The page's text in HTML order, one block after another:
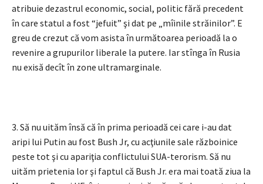
atribuie dezastrul economic, social, politic fără precedent
în care statul a fost “jefuit” şi dat pe „mîinile străinilor”. E
greu de crezut că vom asista în următoarea perioadă la o
revenire a grupurilor liberale la putere. Iar stînga în Rusia
nu exisă decît în zone ultramarginale.
3. Să nu uităm însă că în prima perioadă cei care i-au dat
aripi lui Putin au fost Bush Jr, cu acţiunile sale războinice
peste tot şi cu apariţia conflictului SUA-terorism. Să nu
uităm prietenia lor şi faptul că Bush Jr. era mai toată ziua la